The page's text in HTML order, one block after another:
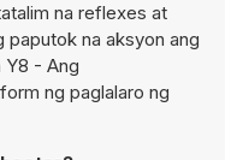
na reflexes at
paputok na aksyon ang
Y8 - Ang
ng paglalaro ng